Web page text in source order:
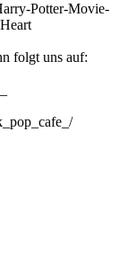
Potter-Movie-
folgt uns auf: